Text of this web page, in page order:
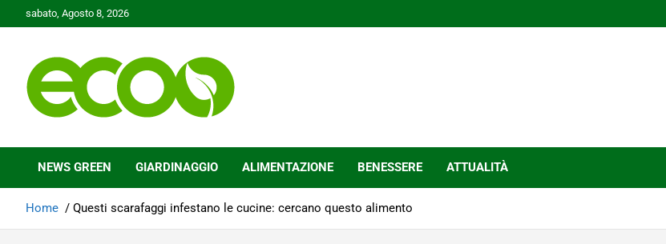
to
sabato, Agosto 8, 2026
Ecoo.it
NEWS GREEN GIARDINAGGIO ALIMENTAZIONE BENESSERE ATTUALITÀ
Home Questi scarafaggi infestano le cucine: cercano questo alimento